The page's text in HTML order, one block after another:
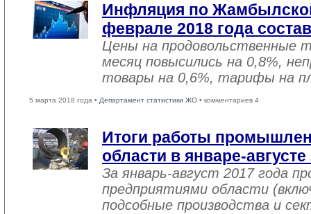
Инфляция по
феврале 2018 года
Цены на продовольственные
месяц повысились на 0,8%,
товары на 0,6%, тарифы на
5 марта 2018 года • Департамент статистики ЖО • комментариев 4
Итоги работы
области в январе-августе
За январь-август 2017 года
предприятиями области
подсобные производства и